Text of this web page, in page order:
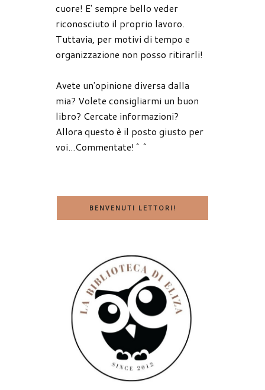
cuore! E' sempre bello veder
riconosciuto il proprio lavoro.
Tuttavia, per motivi di tempo e
organizzazione non posso ritirarli!
Avete un'opinione diversa dalla
mia? Volete consigliarmi un buon
libro? Cercate informazioni?
Allora questo è il posto giusto per
voi...Commentate!^^
BENVENUTI LETTORI!